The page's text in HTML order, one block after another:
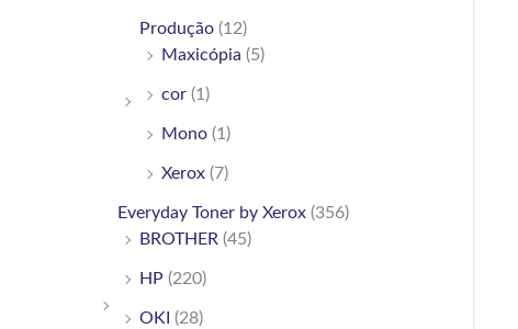
Produção (12)
Maxicópia (5)
cor (1)
Mono (1)
Xerox (7)
Everyday Toner by Xerox (356)
BROTHER (45)
HP (220)
OKI (28)